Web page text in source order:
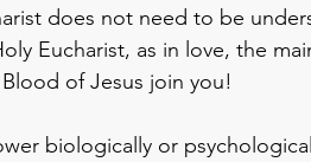
does not need to be
Eucharist, as in love, the
of Jesus join you!
biologically or